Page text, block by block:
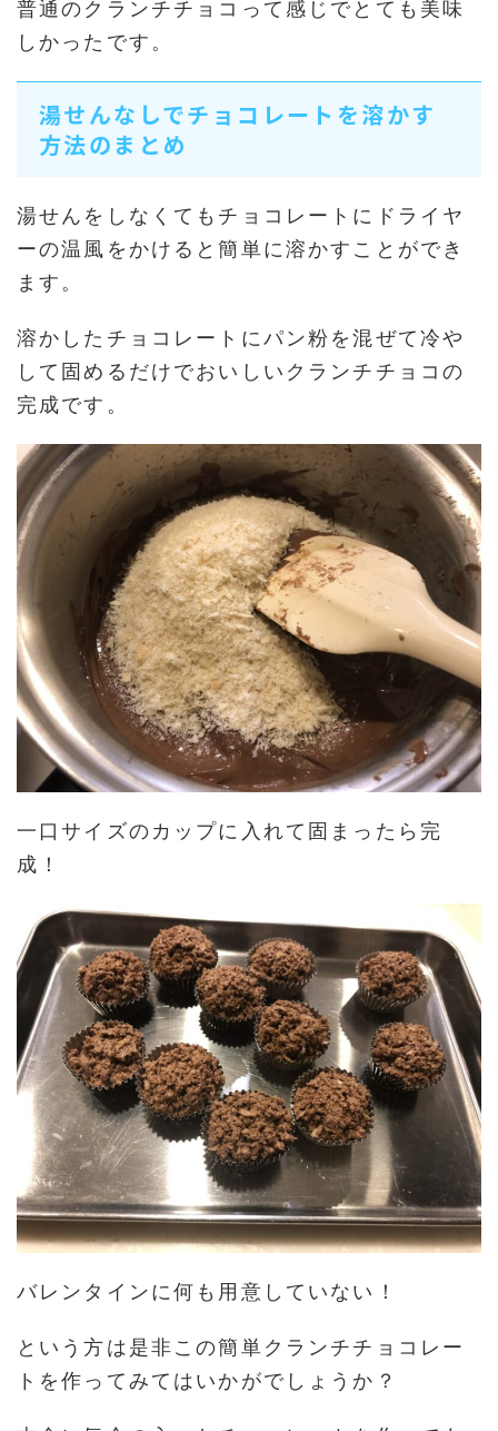
普通のクランチチョコって感じでとても美味
しかったです。
湯せんなしでチョコレートを溶かす
方法のまとめ
湯せんをしなくてもチョコレートにドライヤ
ーの温風をかけると簡単に溶かすことができ
ます。
溶かしたチョコレートにパン粉を混ぜて冷や
して固めるだけでおいしいクランチチョコの
完成です。
一口サイズのカップに入れて固まったら完
成！
バレンタインに何も用意していない！
という方は是非この簡単クランチチョコレー
トを作ってみてはいかがでしょうか？